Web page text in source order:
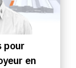
pour
en